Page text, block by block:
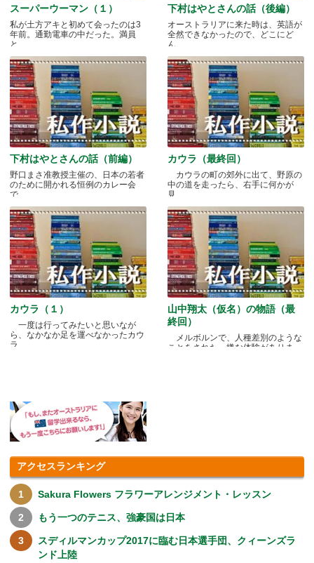
スーパーウーマン（１）
私が土方アキと初めて会ったのは3
年前。通勤電車の中だった。満員
と.....
下村はやとさんの話（後編）
オーストラリアに来た時は、英語が
全然できなかったので、どこにど
ん.....
下村はやとさんの話（前編）
野口まさ准教授主催の、日本の若者
のために開かれる恒例のカレー会
で.....
カウラ（最終回）
カウラの町の郊外に出て、野原の
中の道を走ったら、右手に何かが
見.....
カウラ（１）
一度は行ってみたいと思いなが
ら、なかなか足を運べなかったカウ
ラ.....
山中翔太（仮名）の物語（最
終回）
メルボルンで、人種差別のような
ことをされた、嫌な体験がありま
アクセスランキング
Sakura Flowers フラワーアレンジメント・レッスン
もう一つのテニス、強豪国は日本
スディルマンカップ2017に臨む日本選手団、クィーンズラ
ンド上陸